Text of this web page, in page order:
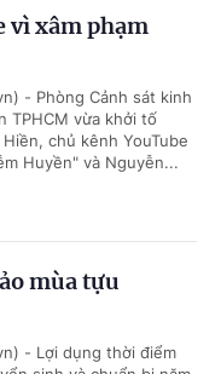
vì xâm phạm
- Phòng Cảnh sát kinh
TPHCM vừa khởi tố
chủ kênh YouTube
Huyền" và Nguyễn...
mùa tựu
- Lợi dụng thời điểm